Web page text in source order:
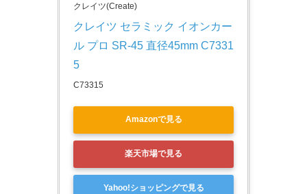
クレイツ(Create)
クレイツ セラミック イオンカー
ル プロ SR-45 直径45mm C7331
5
C73315
Amazonで見る
楽天市場で見る
Yahoo!ショッピングで見る